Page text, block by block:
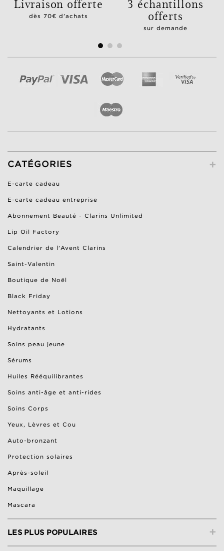
Livraison offerte
dès 70€ d'achats
3 échantillons
offerts
sur demande
+
CATÉGORIES
E-carte cadeau
E-carte cadeau entreprise
Abonnement Beauté - Clarins Unlimited
Lip Oil Factory
Calendrier de l'Avent Clarins
Saint-Valentin
Boutique de Noël
Black Friday
Nettoyants et Lotions
Hydratants
Soins peau jeune
Sérums
Huiles Rééquilibrantes
Soins anti-âge et anti-rides
Soins Corps
Yeux, Lèvres et Cou
Auto-bronzant
Protection solaires
Après-soleil
Maquillage
Mascara
+
LES PLUS POPULAIRES